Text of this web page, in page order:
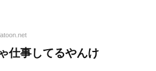
仕事してるやんけ